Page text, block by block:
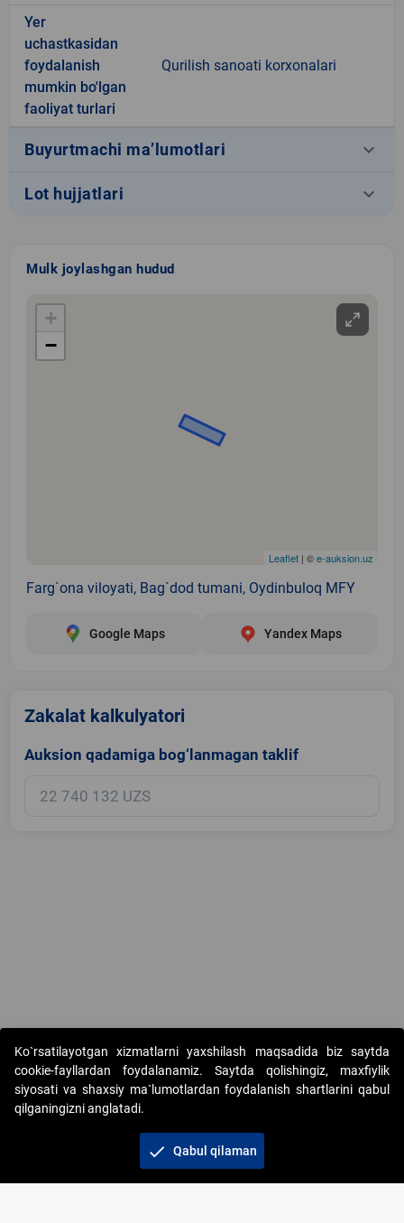
Yer
uchastkasidan
foydalanish
mumkin bo'lgan
faoliyat turlari
Qurilish sanoati korxonalari
Buyurtmachi ma’lumotlari keyboard_arrow_down
Lot hujjatlari keyboard_arrow_down
Mulk joylashgan hudud
+
−
Leaflet | ©e-auksion.uz
Farg`ona viloyati, Bag`dod tumani, Oydinbuloq MFY
Google Maps Yandex Maps
Zakalat kalkulyatori
Auksion qadamiga bog‘lanmagan taklif
Copyright © 2017-2026. "Elektron onlayn-auksionlarni tashkil etish"
AJ. Barcha huquqlar himoyalangan
+998 71 202-21-11
Ko`rsatilayotgan xizmatlarni yaxshilash maqsadida biz saytda
cookie-fayllardan foydalanamiz. Saytda qolishingiz, maxfiylik
siyosati va shaxsiy ma`lumotlardan foydalanish shartlarini qabul
qilganingizni anglatadi.
check Qabul qilaman